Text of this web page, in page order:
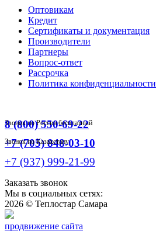
Оптовикам
Кредит
Сертификаты и документация
Производители
Партнеры
Вопрос-ответ
Рассрочка
Политика конфиденциальности
8 (800) 550-69-22
Звонок по России бесплатный
+7 (705) 848-03-10
Звонок по Казахстану
+7 (937) 999-21-99
Заказать звонок
Мы в социальных сетях:
2026 © Теплостар Самара
продвижение сайта